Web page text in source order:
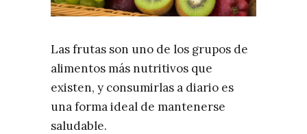
Las frutas son uno de los grupos de
alimentos más nutritivos que
existen, y consumirlas a diario es
una forma ideal de mantenerse
saludable.